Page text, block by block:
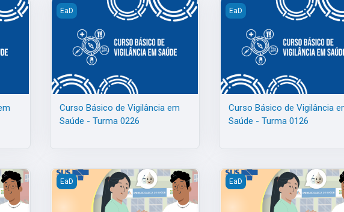
Saúde - Turma 0326Curso Básico de Vigilância em Saúde - Turma 0226
EaD
Curso Básico de Vigilância em
Saúde - Turma 0226
Curso Básico de Vigilância
EaD
Curso Básico de Vigilância
Saúde - Turma 0126
trabalhadores da Atenção Primária à Saúde - Turma 0626
Qualificação em Vacinação para trabalhadores da Atenção Primária à
EaD Qualificação em Vacinação
EaD